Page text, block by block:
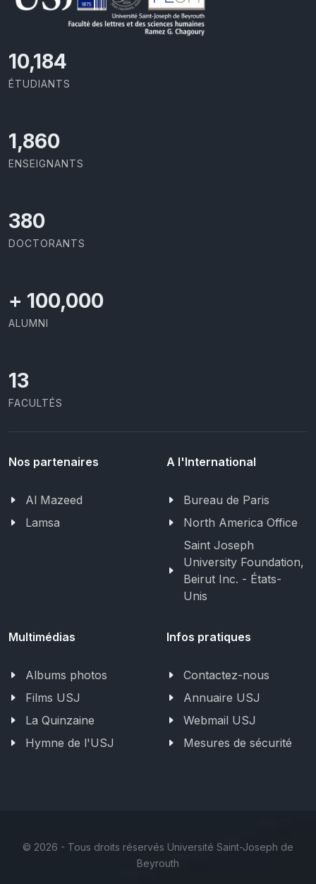
11,110
ÉTUDIANTS
2,029
ENSEIGNANTS
414
DOCTORANTS
+ 100,000
ALUMNI
13
FACULTÉS
Nos partenaires
Al Mazeed
Lamsa
A l'International
Bureau de Paris
North America Office
Saint Joseph
University Foundation,
Beirut Inc. - États-
Unis
Multimédias
Albums photos
Films USJ
La Quinzaine
Hymne de l'USJ
Infos pratiques
Contactez-nous
Annuaire USJ
Webmail USJ
Mesures de sécurité
© 2026 - Tous droits réservés Université Saint-Joseph de
Beyrouth